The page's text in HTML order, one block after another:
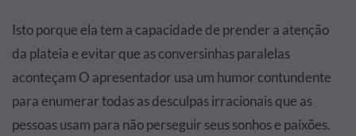
Isto porque ela tem a capacidade de prender a atenção
da plateia e evitar que as conversinhas paralelas
aconteçam O apresentador usa um humor contundente
para enumerar todas as desculpas irracionais que as
pessoas usam para não perseguir seus sonhos e paixões.